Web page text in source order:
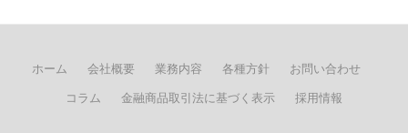
ホーム 会社概要 業務内容 各種方針 お問い合わせ
コラム 金融商品取引法に基づく表示 採用情報